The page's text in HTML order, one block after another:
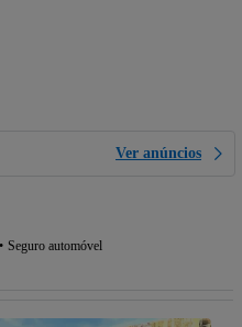
Ver anúncios
Seguro automóvel